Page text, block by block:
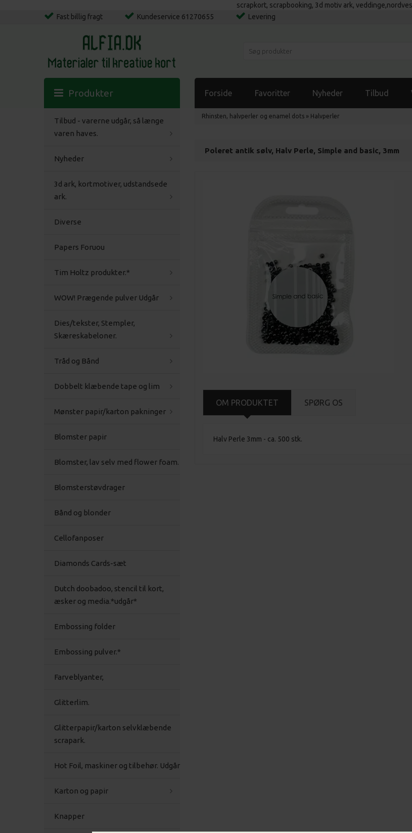
scrapkort, scrapbooking, 3d motiv ark,
Fast billig fragt Kundeservice 61270655 Levering
Produkter
Tilbud - varerne udgår, så længe
varen haves.
Nyheder
3d ark, kortmotiver, udstandsede
ark.
Diverse
Papers Foruou
Tim Holtz produkter.*
WOW! Prægende pulver Udgår
Dies/tekster, Stempler,
Skæreskabeloner.
Tråd og Bånd
Dobbelt klæbende tape og lim
Mønster papir/karton pakninger
Blomster papir
Blomster, lav selv med flower foam.
Blomsterstøvdrager
Bånd og blonder
Cellofanposer
Diamonds Cards-sæt
Dutch doobadoo, stencil til kort,
æsker og media.*udgår*
Embossing folder
Embossing pulver.*
Farveblyanter,
Glitterlim.
Glitterpapir/karton selvklæbende
scrapark.
Hot Foil, maskiner og tilbehør. Udgår
Karton og papir
Knapper
Forside Favoritter Nyheder Tilbud
Rhinsten, halvperler og enamel dots » Halvperler
Poleret antik sølv, Halv Perle, Simple and basic, 3mm
OM PRODUKTET SPØRG OS
Halv Perle 3mm - ca. 500 stk.